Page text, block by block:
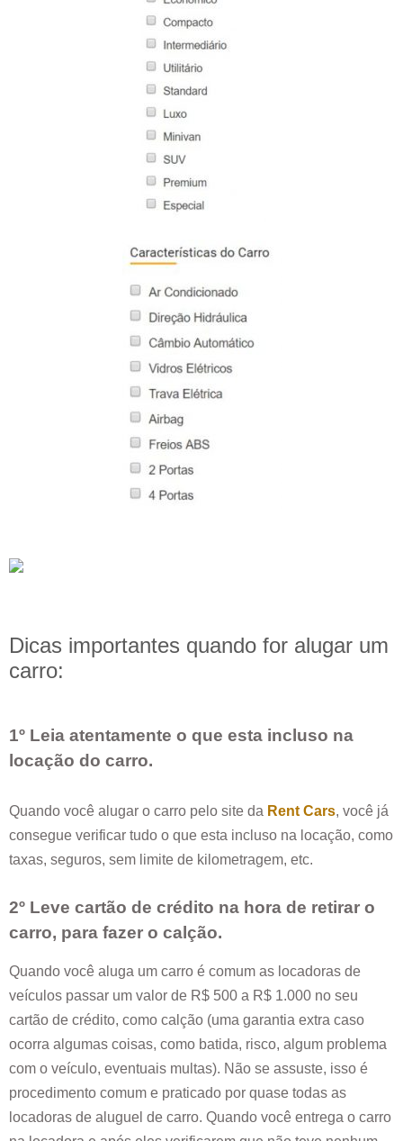
Dicas importantes quando for alugar um
carro:
1º Leia atentamente o que esta incluso na
locação do carro.
Quando você alugar o carro pelo site da Rent Cars, você já
consegue verificar tudo o que esta incluso na locação, como
taxas, seguros, sem limite de kilometragem, etc.
2º Leve cartão de crédito na hora de retirar o
carro, para fazer o calção.
Quando você aluga um carro é comum as locadoras de
veículos passar um valor de R$ 500 a R$ 1.000 no seu
cartão de crédito, como calção (uma garantia extra caso
ocorra algumas coisas, como batida, risco, algum problema
com o veículo, eventuais multas). Não se assuste, isso é
procedimento comum e praticado por quase todas as
locadoras de aluguel de carro. Quando você entrega o carro